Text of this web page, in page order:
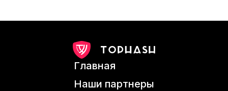
Кабель lan купить
Аренда для майнинга
Asic майнеры купитьГлавная
Наши партнеры